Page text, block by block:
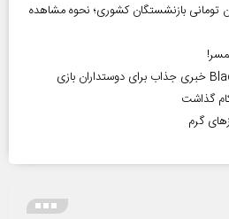
ضروری ۷۵ میلیون تومانی بازنشستگان کشوری؛ نحوه مشاهده
گذاشت
گرم